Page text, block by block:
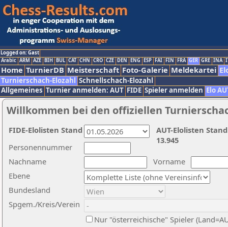
Logged on: Gast
Arabic ARM AZE BIH BUL CAT CHN CRO CZE DEN ENG ESP FAI FIN FRA GER GRE INA
Home TurnierDB Meisterschaft Foto-Galerie Meldekartei
Turnierschach-Elozahl Schnellschach-Elozahl
Allgemeines Turnier anmelden: AUT FIDE Spieler anmelden Elo
Willkommen bei den offiziellen
Nachname
Vorname
Ebene
Personennummer
Bundesland
Spgem./Kreis/Verein
Nur "österreichische" Spieler
AUT-Elolisten
13.945
FIDE-Elolisten Stand